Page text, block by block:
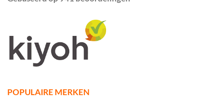
POPULAIRE MERKEN